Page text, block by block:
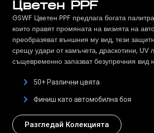
Цветен PPF
GSWF Цветен PPF предлага богата
които правят промяната на визията на
преобразяват външния му вид, тези
срещу удари от камъчета, драскотини, UV
същевременно запазват безупречния вид
50+ Различни цвята
Финиш като автомобилна боя
Разгледай Колекцията